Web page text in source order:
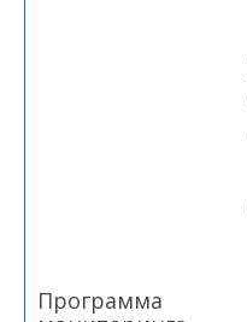
Программа